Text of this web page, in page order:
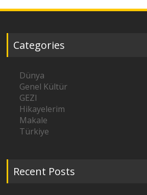
Categories
Dünya
Genel Kültür
GEZI
Hikayelerim
Makale
Türkiye
Recent Posts